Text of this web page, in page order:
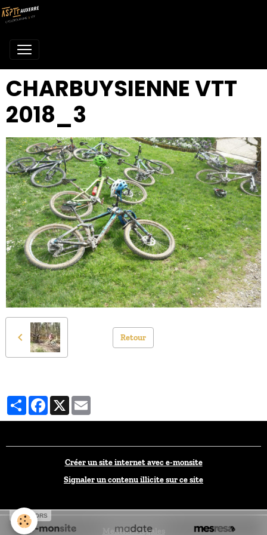
CHARBUYSIENNE VTT
2018_3
Retour
PartagerFacebook
X
Créer un site internet avec e-monsite
Signaler un contenu illicite sur ce site
Mentions légales
SPONSORS